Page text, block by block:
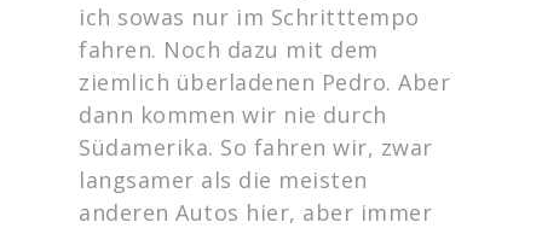
ich sowas nur im Schritttempo
fahren. Noch dazu mit dem
ziemlich überladenen Pedro. Aber
dann kommen wir nie durch
Südamerika. So fahren wir, zwar
langsamer als die meisten
anderen Autos hier, aber immer